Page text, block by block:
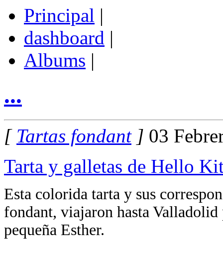
Principal |
dashboard |
Albums |
...
[ Tartas fondant] 03
Tarta y galletas de Hello
Esta colorida tarta y sus
fondant, viajaron hasta Valladolid
pequeña Esther.